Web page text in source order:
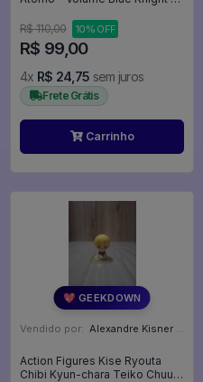
R$ 110,00
10% OFF
R$ 99,00
4x R$ 24,75 sem juros
Frete Grátis
Carrinho
💖 GEEKDOWN
Vendido por: Alexandre Kisner - PR
Action Figures Kise Ryouta
Chibi Kyun-chara Teiko Chuu